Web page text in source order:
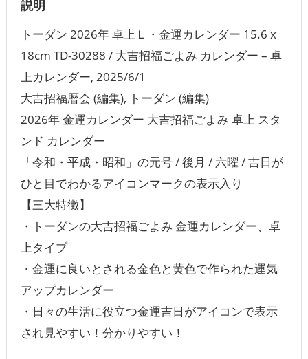
説明
トーダン 2026年 卓上Ｌ・金運カレンダー 15.6 x
18cm TD-30288 / 大吉招福ごよみ カレンダー – 卓
上カレンダー, 2025/6/1
大吉招福暦会 (編集), トーダン (編集)
2026年 金運カレンダー 大吉招福ごよみ 卓上 スタ
ンド カレンダー
「令和・平成・昭和」の元号 / 後月 / 六曜 / 吉日が
ひと目でわかるアイコンマークの表示入り
【三大特徴】
・トーダンの大吉招福ごよみ 金運カレンダー、卓
上タイプ
・金運に良いとされる金色と黄色で作られた運気
アップカレンダー
・日々の生活に役立つ金運吉日がアイコンで表示
され見やすい！分かりやすい！